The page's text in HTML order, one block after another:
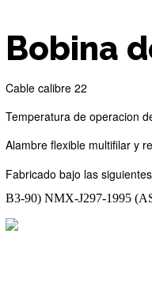
Bobina
Cable calibre 22
Temperatura de operacion
Alambre flexible multifilar y
Fabricado bajo las
B3-90) NMX-J297-1995